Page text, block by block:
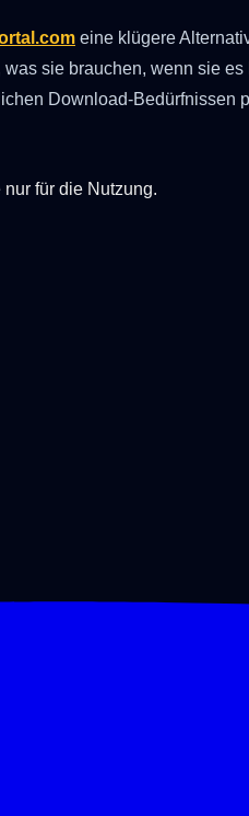
eine klügere
sie brauchen, wenn sie
Download-Bedürfnissen
für die Nutzung.